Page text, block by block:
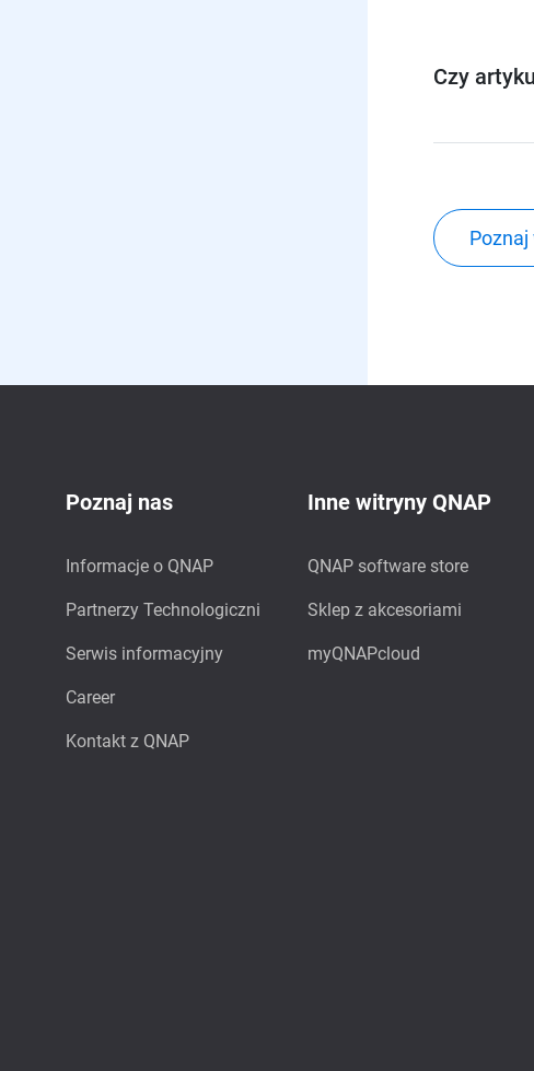
Czy
Poznaj nas
Informacje o QNAP
Partnerzy Technologiczni
Serwis informacyjny
Career
Kontakt z QNAP
Inne witryny QNAP
QNAP software store
Sklep z akcesoriami
myQNAPcloud